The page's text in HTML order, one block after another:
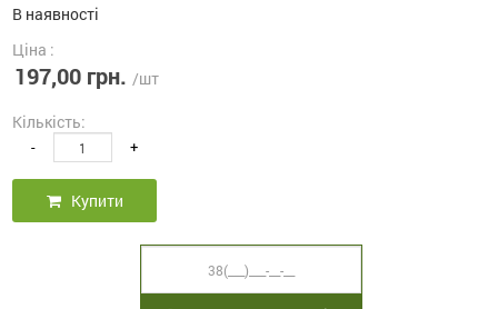
В наявності
Ціна :
197,00 грн. /шт
Кількість:
- +
Купити